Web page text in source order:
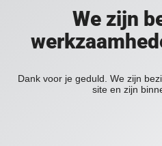
We zijn
Dank voor je geduld. We zijn
site en zijn